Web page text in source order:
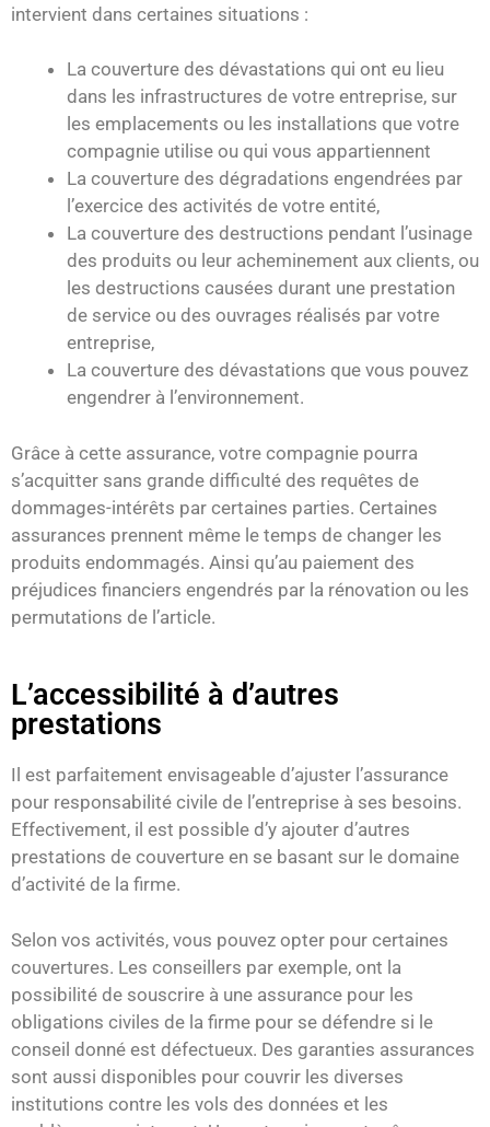
intervient dans certaines situations :
La couverture des dévastations qui ont eu lieu
dans les infrastructures de votre entreprise, sur
les emplacements ou les installations que votre
compagnie utilise ou qui vous appartiennent
La couverture des dégradations engendrées par
l’exercice des activités de votre entité,
La couverture des destructions pendant l’usinage
des produits ou leur acheminement aux clients, ou
les destructions causées durant une prestation
de service ou des ouvrages réalisés par votre
entreprise,
La couverture des dévastations que vous pouvez
engendrer à l’environnement.
Grâce à cette assurance, votre compagnie pourra
s’acquitter sans grande difficulté des requêtes de
dommages-intérêts par certaines parties. Certaines
assurances prennent même le temps de changer les
produits endommagés. Ainsi qu’au paiement des
préjudices financiers engendrés par la rénovation ou les
permutations de l’article.
L’accessibilité à d’autres
prestations
Il est parfaitement envisageable d’ajuster l’assurance
pour responsabilité civile de l’entreprise à ses besoins.
Effectivement, il est possible d’y ajouter d’autres
prestations de couverture en se basant sur le domaine
d’activité de la firme.
Selon vos activités, vous pouvez opter pour certaines
couvertures. Les conseillers par exemple, ont la
possibilité de souscrire à une assurance pour les
obligations civiles de la firme pour se défendre si le
conseil donné est défectueux. Des garanties assurances
sont aussi disponibles pour couvrir les diverses
institutions contre les vols des données et les